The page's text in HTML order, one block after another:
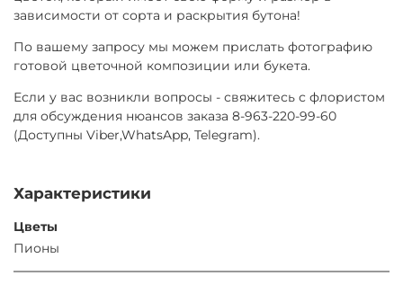
зависимости от сорта и раскрытия бутона!
По вашему запросу мы можем прислать фотографию
готовой цветочной композиции или букета.
Если у вас возникли вопросы - свяжитесь с флористом
для обсуждения нюансов заказа 8-963-220-99-60
(Доступны Viber,WhatsApp, Telegram).
Характеристики
Цветы
Пионы